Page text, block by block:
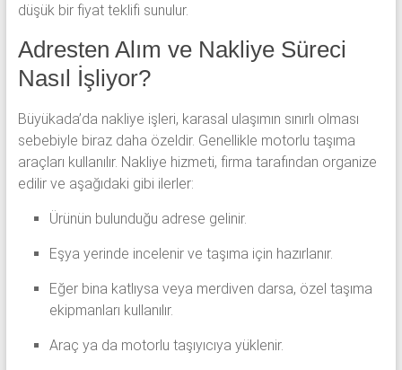
düşük bir fiyat teklifi sunulur.
Adresten Alım ve Nakliye Süreci
Nasıl İşliyor?
Büyükada’da nakliye işleri, karasal ulaşımın sınırlı olması
sebebiyle biraz daha özeldir. Genellikle motorlu taşıma
araçları kullanılır. Nakliye hizmeti, firma tarafından organize
edilir ve aşağıdaki gibi ilerler:
Ürünün bulunduğu adrese gelinir.
Eşya yerinde incelenir ve taşıma için hazırlanır.
Eğer bina katlıysa veya merdiven darsa, özel taşıma
ekipmanları kullanılır.
Araç ya da motorlu taşıyıcıya yüklenir.